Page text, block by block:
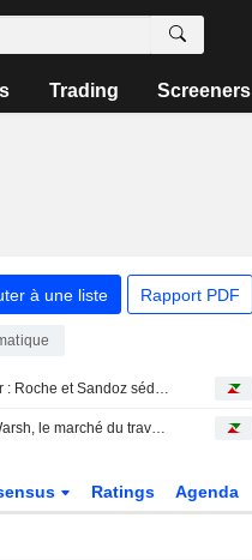
Trading Screeners
à une liste Rapport PDF
Avis d'analystes du jour : Roche et Sandoz séduisent, UBS dégrade sèchement Sopra
L'énigmatique Mister Warsh, le marché du travail et les taux
Ratings Agenda